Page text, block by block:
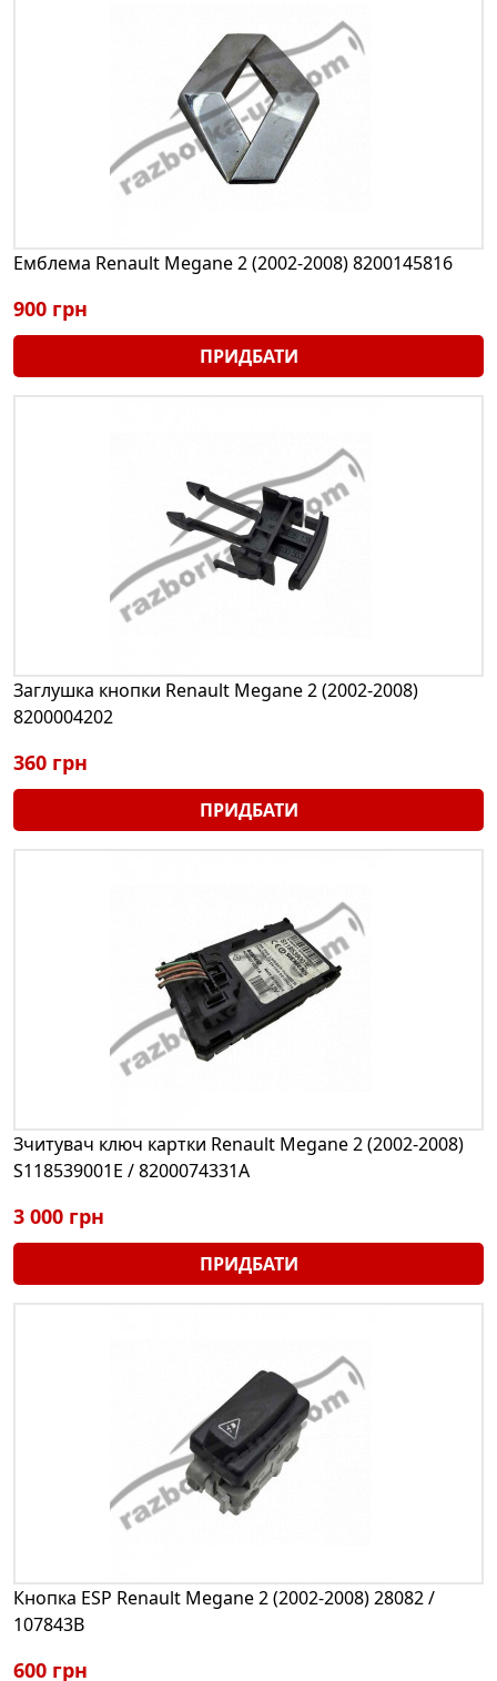
Емблема Renault Megane 2 (2002-2008) 8200145816
900 грн
ПРИДБАТИ
Заглушка кнопки Renault Megane 2 (2002-2008)
8200004202
360 грн
ПРИДБАТИ
Зчитувач ключ картки Renault Megane 2 (2002-2008)
S118539001E / 8200074331A
3 000 грн
ПРИДБАТИ
Кнопка ESP Renault Megane 2 (2002-2008) 28082 /
107843B
600 грн